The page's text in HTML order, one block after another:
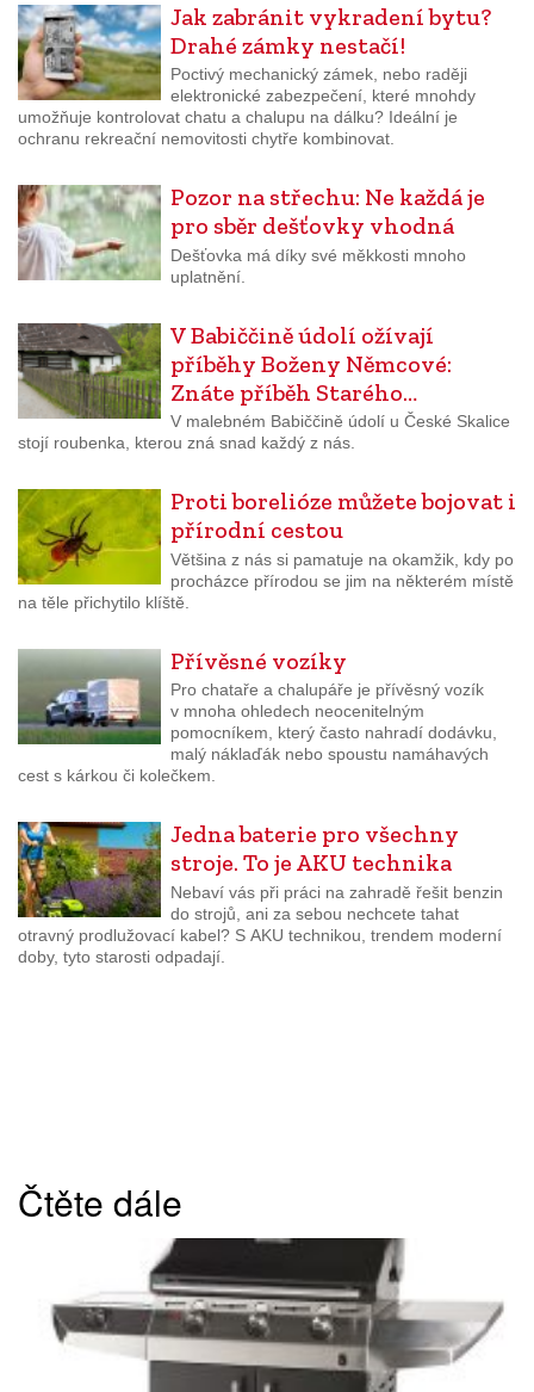
Jak zabránit vykradení bytu?
Drahé zámky nestačí!
Poctivý mechanický zámek, nebo raději
elektronické zabezpečení, které mnohdy
umožňuje kontrolovat chatu a chalupu na dálku? Ideální je
ochranu rekreační nemovitosti chytře kombinovat.
Pozor na střechu: Ne každá je
pro sběr dešťovky vhodná
Dešťovka má díky své měkkosti mnoho
uplatnění.
V Babiččině údolí ožívají
příběhy Boženy Němcové:
Znáte příběh Starého…
V malebném Babiččině údolí u České Skalice
stojí roubenka, kterou zná snad každý z nás.
Proti borelióze můžete bojovat i
přírodní cestou
Většina z nás si pamatuje na okamžik, kdy po
procházce přírodou se jim na některém místě
na těle přichytilo klíště.
Přívěsné vozíky
Pro chataře a chalupáře je přívěsný vozík
v mnoha ohledech neocenitelným
pomocníkem, který často nahradí dodávku,
malý náklaďák nebo spoustu namáhavých
cest s kárkou či kolečkem.
Jedna baterie pro všechny
stroje. To je AKU technika
Nebaví vás při práci na zahradě řešit benzin
do strojů, ani za sebou nechcete tahat
otravný prodlužovací kabel? S AKU technikou, trendem moderní
doby, tyto starosti odpadají.
Čtěte dále